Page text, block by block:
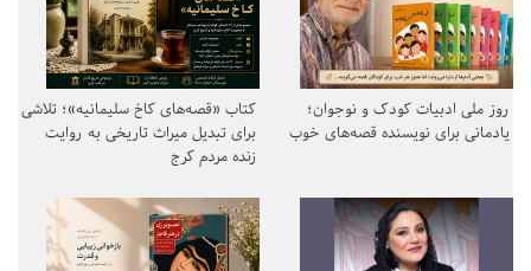
روز ملی ادبیات کودک و نوجوان؛
یادمانی برای نویسنده قصه‌های خوب
کتاب «قصه‌های کاخ سلیمانیه»؛ تلاشی
برای تبدیل میراث تاریخی به روایت
زنده مردم کرج